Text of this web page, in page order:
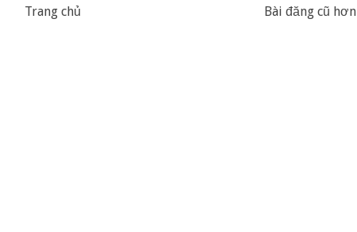
Bài đăng cũ hơn
Trang chủ